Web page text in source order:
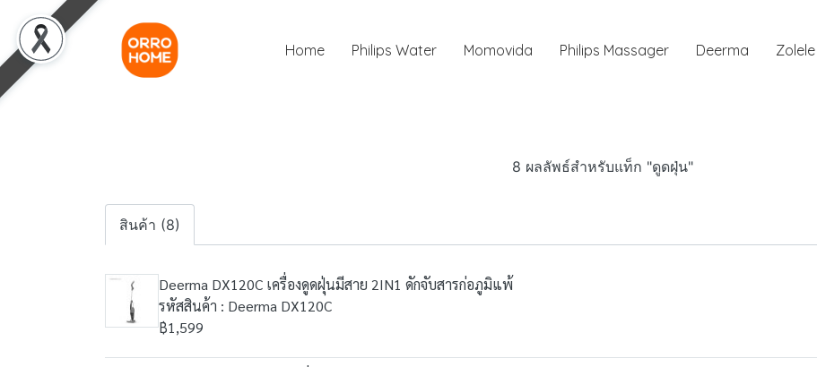
Home Philips Water Momovida Philips Massager Deerma Zolele
8 ผลลัพธ์สำหรับแท็ก "ดูดฝุ่น"
สินค้า (8)
Deerma DX120C เครื่องดูดฝุ่นมีสาย 2IN1 ดักจับสารก่อภูมิแพ้
รหัสสินค้า : Deerma DX120C
฿1,599